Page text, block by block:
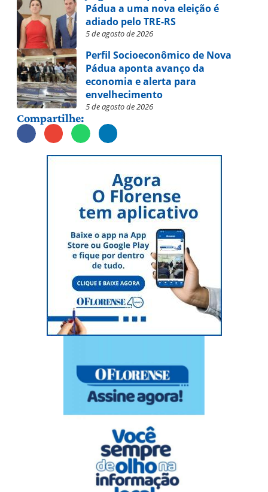
Pádua a uma nova eleição é
adiado pelo TRE-RS
5 de agosto de 2026
Perfil Socioeconômico de Nova
Pádua aponta avanço da
economia e alerta para
envelhecimento
5 de agosto de 2026
Compartilhe: